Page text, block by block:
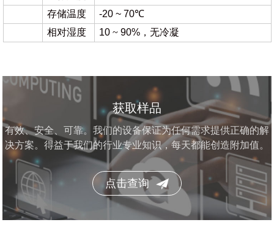
存储温度
-20 ~ 70℃
相对湿度
10 ~ 90%，无冷凝
获取样品
有效、安全、可靠。我们的设备保证为任何需求提供正确的解
决方案。得益于我们的行业专业知识，每天都能创造附加值。
点击查询